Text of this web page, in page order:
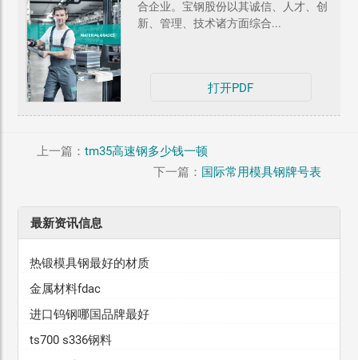
合企业。宝钢股份以其诚信、人才、创
新、管理、技术诸方面综合...
打开PDF
上一篇： tm35高速钢多少钱一顿
下一篇： 国际常用模具钢牌号表
最新资讯信息
热锻模具钢最好的材质
金属材料fdac
进口钨钢哪国品牌最好
ts700 s336钢料